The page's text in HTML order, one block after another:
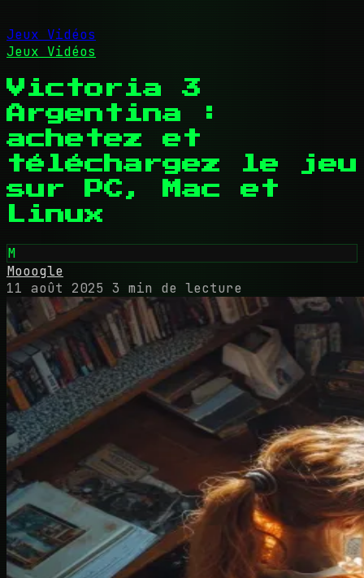
Jeux Vidéos
Jeux Vidéos
Victoria 3
Argentina :
achetez et
téléchargez le jeu
sur PC, Mac et
Linux
M
Mooogle
11 août 2025 3 min de lecture